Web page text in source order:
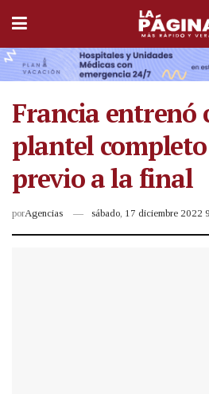
Francia entrenó
plantel
previo a la final
porAgencias sábado, 17 diciembre 2022